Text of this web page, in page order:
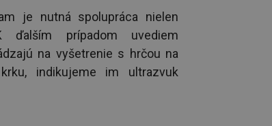
je nutná spolupráca nielen
ďalším prípadom uvediem
na vyšetrenie s hrčou na
indikujeme im ultrazvuk